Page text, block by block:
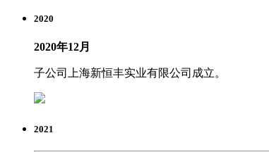
2020
2020年12月
子公司上海新恒丰实业有限公司成立。
2021